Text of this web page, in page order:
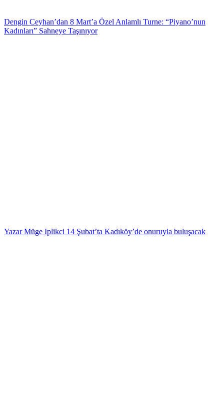
Dengin Ceyhan’dan 8 Mart’a Özel Anlamlı Turne: “Piyano’nun
Kadınları” Sahneye Taşınıyor
Yazar Müge Iplikci 14 Şubat’ta Kadıköy’de onuruyla buluşacak